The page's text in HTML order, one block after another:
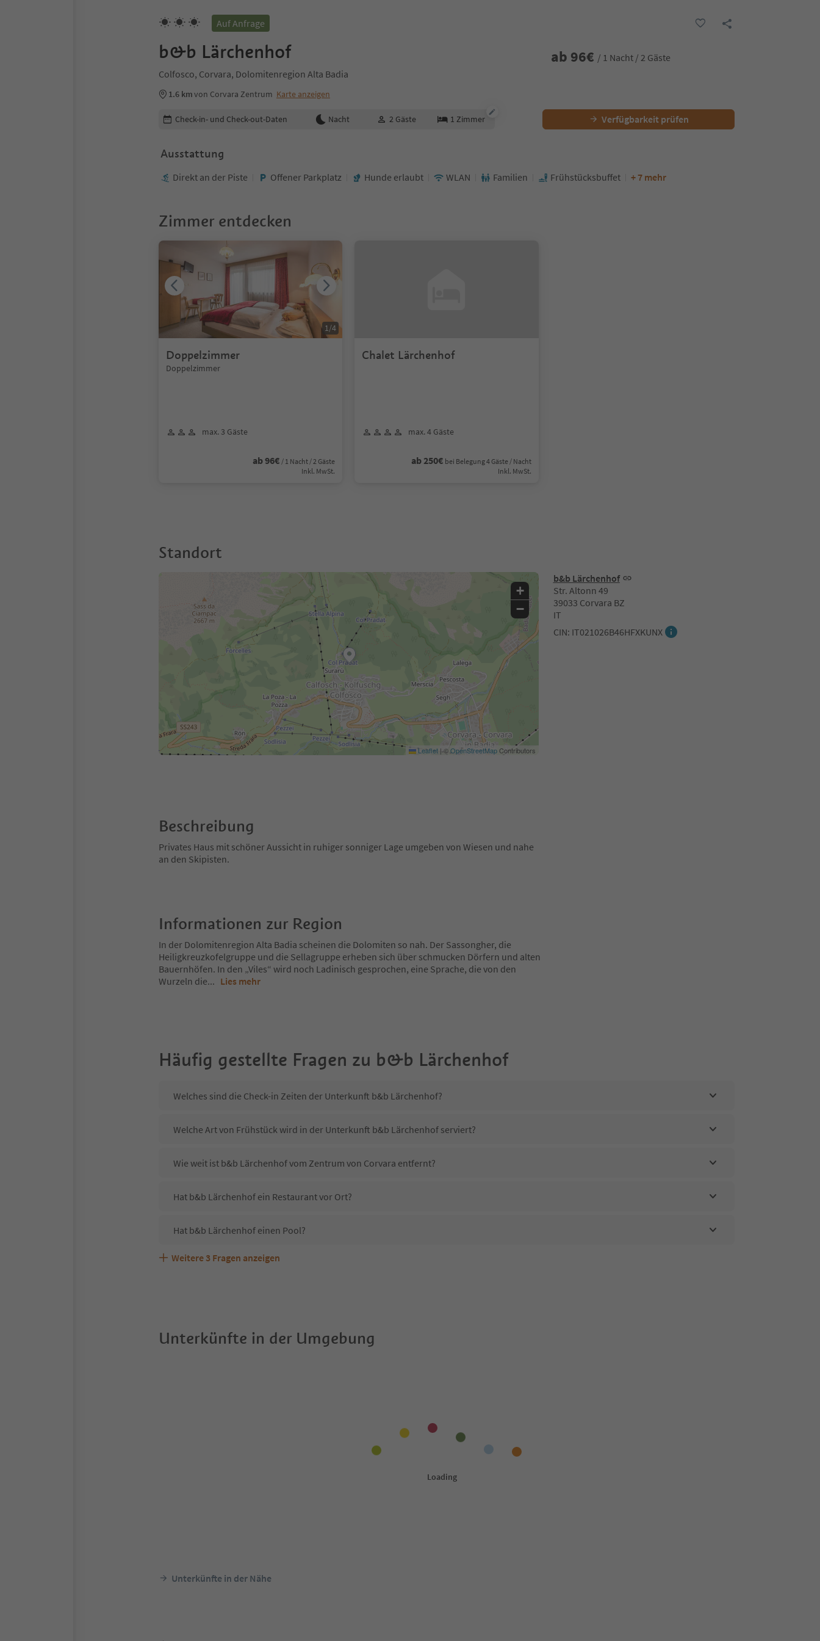
Auf Anfrage
b&b Lärchenhof
Colfosco, Corvara, Dolomitenregion Alta Badia
1.6 kmvon Corvara Zentrum Karte anzeigen
ab 96€ / 1 Nacht / 2 Gäste
Buchungsdetails bearbeiten
Check-in- und Check-out-Daten Nacht 2 Gäste 1 Zimmer Verfügbarkeit prüfen
Ausstattung
Direkt an der Piste Offener Parkplatz Hunde erlaubt WLAN Familien Frühstücksbuffet + 7 mehr
Zimmer entdecken
Doppelzimmer
Doppelzimmer
max. 3 Gäste
ab 96€ / 1 Nacht / 2 Gäste
Inkl. MwSt.
1/4
Chalet Lärchenhof
max. 4 Gäste
ab 250€ bei Belegung 4 Gäste / Nacht
Inkl. MwSt.
Standort
b&b Lärchenhof
Str. Altonn 49
39033 Corvara BZ
IT
CIN: IT021026B46HFXKUNX
+
−
Leaflet | ©OpenStreetMapContributors
Beschreibung
Privates Haus mit schöner Aussicht in ruhiger sonniger Lage umgeben von Wiesen und nahe
an den Skipisten.
Informationen zur Region
In der Dolomitenregion Alta Badia scheinen die Dolomiten so nah. Der Sassongher, die
Heiligkreuzkofelgruppe und die Sellagruppe erheben sich über schmucken Dörfern und alten
Bauernhöfen. In den „Viles“ wird noch Ladinisch gesprochen, eine Sprache, die von den
Wurzeln die... Lies mehr
Häufig gestellte Fragen zu b&b Lärchenhof
Welches sind die Check-in Zeiten der Unterkunft b&b Lärchenhof?
Welche Art von Frühstück wird in der Unterkunft b&b Lärchenhof serviert?
Wie weit ist b&b Lärchenhof vom Zentrum von Corvara entfernt?
Hat b&b Lärchenhof ein Restaurant vor Ort?
Hat b&b Lärchenhof einen Pool?
Sind Haustiere in der Unterkunft b&b Lärchenhof erlaubt?
Welche Services bietet b&b Lärchenhof?
Weitere 3 Fragen anzeigen
Unterkünfte in der Umgebung
Unterkünfte in der Nähe